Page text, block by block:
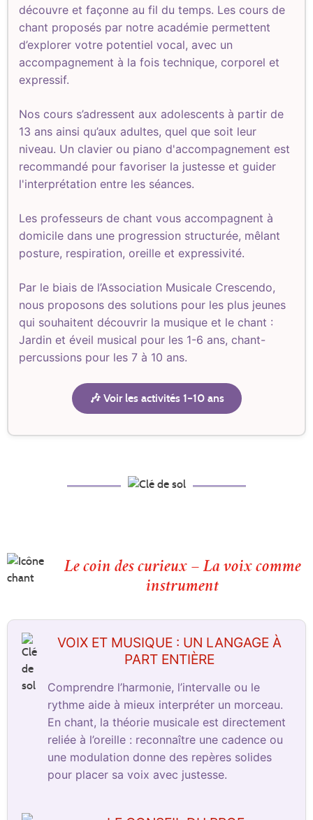
découvre et façonne au fil du temps. Les cours de
chant proposés par notre académie permettent
d’explorer votre potentiel vocal, avec un
accompagnement à la fois technique, corporel et
expressif.
Nos cours s’adressent aux adolescents à partir de
13 ans ainsi qu’aux adultes, quel que soit leur
niveau. Un clavier ou piano d'accompagnement est
recommandé pour favoriser la justesse et guider
l'interprétation entre les séances.
Les professeurs de chant vous accompagnent à
domicile dans une progression structurée, mêlant
posture, respiration, oreille et expressivité.
Par le biais de l’Association Musicale Crescendo,
nous proposons des solutions pour les plus jeunes
qui souhaitent découvrir la musique et le chant :
Jardin et éveil musical pour les 1-6 ans, chant-
percussions pour les 7 à 10 ans.
🎶 Voir les activités 1–10 ans
Le coin des curieux – La voix comme
instrument
VOIX ET MUSIQUE : UN LANGAGE À
PART ENTIÈRE
Comprendre l’harmonie, l’intervalle ou le
rythme aide à mieux interpréter un morceau.
En chant, la théorie musicale est directement
reliée à l’oreille : reconnaître une cadence ou
une modulation donne des repères solides
pour placer sa voix avec justesse.